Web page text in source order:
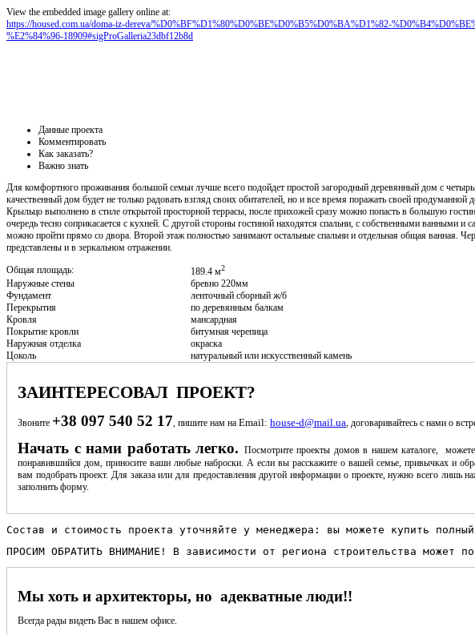
View the embedded image gallery online at:
https://housed.com.ua/doma-iz-dereva/%D0%BF%D1%80%D0%BE%D0%B5%D0%BA%D1%82-
%E2%84%96-18909#sigProGalleria23dbf12b8d
Данные проекта
Комментировать
Как заказать?
Важно знать
Для комфортного проживания большой семьи лучше всего подойдет простой загородный деревянный дом с
качественный дом будет не только радовать взгляд своих обитателей, но и все время поражать своей продуманной
Крыльцо выполнено в стиле открытой просторной террасы, после прихожей сразу можно попасть в большую
очередь тесно соприкасается с кухней. С другой стороны гостиной находятся спальни, с собственными ванными и
можно пройти прямо со двора. Второй этаж полностью занимают остальные спальни и отдельная общая ванная.
представлены и в зеркальном отражении.
Общая площадь:
189.4 м2
Наружные стены
бревно 220мм
Фундамент
ленточный сборный ж/б
Перекрытия
по деревянным балкам
Кровля
мансардная
Покрытие кровли
битумная черепица
Наружная отделка
окраска
Цоколь
натуральный или искусственный камень
ЗАИНТЕРЕСОВАЛ ПРОЕКТ?
Звоните +38 097 540 52 17 , пишите нам на Email: house-d@mail.ua , договаривайтесь с нами о
Начать с нами работать легко. Посмотрите проекты домов в нашем каталоге, можете
понравившийся дом, приносите ваши любые наброски. А если вы расскажите о вашей семье, привычках и
вам подобрать проект. Для заказа или для предоставления другой информации о проекте, нужно всего лишь
заполнить форму.
Состав и стоимость проекта уточняйте у менеджера: вы можете купить
ПРОСИМ ОБРАТИТЬ ВНИМАНИЕ! В зависимости от региона строительства может
Мы хоть и архитекторы, но адекватные люди!!
Всегда рады видеть Вас в нашем офисе.